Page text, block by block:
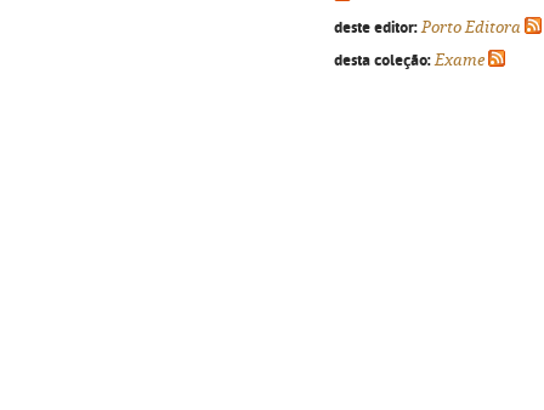
deste editor: Porto Editora
desta coleção: Exame